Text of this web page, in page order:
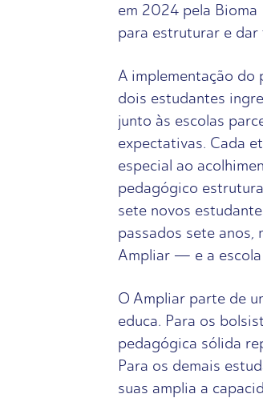
em 2024 pela Bioma
para estruturar e dar
A implementação do
dois estudantes
junto às escolas
expectativas. Cada
especial ao
pedagógico
sete novos
passados sete anos,
Ampliar — e a escola
O Ampliar parte de
educa. Para os
pedagógica sólida
Para os demais
suas amplia a